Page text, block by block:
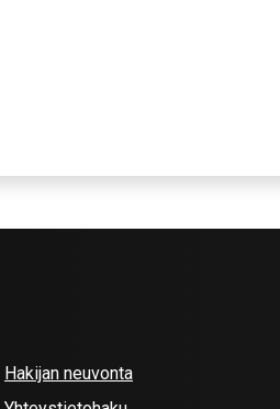
Hakijan neuvonta